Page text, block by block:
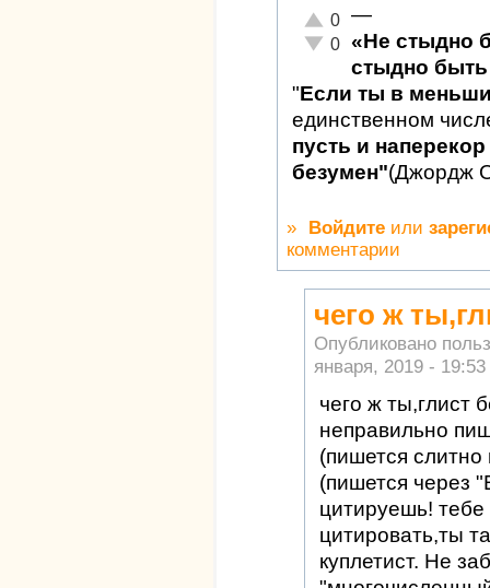
Отлично!
0
Неадекватно!
0
—
«Не стыдно
стыдно быть
"Если ты в
единственном
пусть и
безумен"(Джордж
» Войдите или
комментарии
чего ж
Опубликовано
января, 2019 - 19:53
чего ж ты,глист
неправильно
(пишется
(пишется через
цитируешь! тебе
цитировать,ты
куплетист. Не